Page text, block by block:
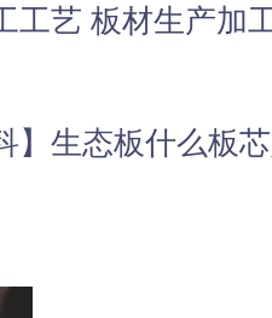
工艺 板材生产加